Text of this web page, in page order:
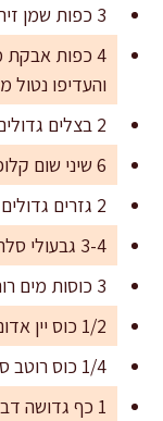
3 כפות שמן זית איכותי (45 מ"ל)
והעדיפו נטול
2 בצלים גדולים קצוצים גס (350 גרם לאחר קיצוץ)
6 שיני שום קלופות וכתושות (15 גרם)
2 גזרים גדולים פרוסים לטבעות (180 גרם)
3-4 גבעולי סלרי קצוצים (80 גרם)
3 כוסות מים רותחים (720 מ"ל)
1/2 כוס יין אדום יבש (120 מ"ל, לא חובה – מעניק עומק)
1/4 כוס רוטב סויה (60 מ"ל)